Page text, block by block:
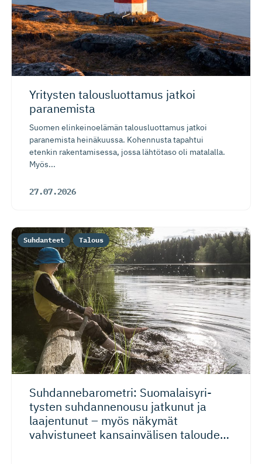
Yritysten talousluottamus jatkoi
paranemista
Suomen elinkeinoelämän talousluottamus jatkoi
paranemista heinäkuussa. Kohennusta tapahtui
etenkin rakentamisessa, jossa lähtötaso oli matalalla.
Myös...
27.07.2026
Suhdanneba­ro­metri: Suomalaisy­ri­
tysten suhdannenousu jatkunut ja
laajentunut – myös näkymät
vahvistuneet kansainvälisen talouden
Suhdanteet Talous